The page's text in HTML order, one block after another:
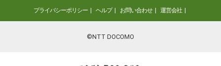
プライバシーポリシー ヘルプ お問い合わせ 運営会社
©NTT DOCOMO